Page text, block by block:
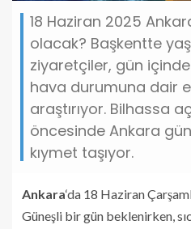
18 Haziran 2025
olacak? Başkentte
ziyaretçiler, gün
hava durumuna dair
araştırıyor. Bilhassa
öncesinde Ankara
kıymet taşıyor.
Ankara‘da 18 Haziran
Güneşli bir gün beklenirken,